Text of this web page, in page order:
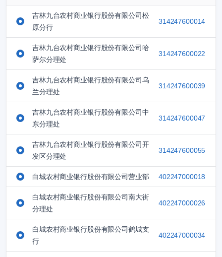
吉林九台农村商业银行股份有限公司松
原分行
314247600014
吉林九台农村商业银行股份有限公司哈
萨尔分理处
314247600022
吉林九台农村商业银行股份有限公司乌
兰分理处
314247600039
吉林九台农村商业银行股份有限公司中
东分理处
314247600047
吉林九台农村商业银行股份有限公司开
发区分理处
314247600055
白城农村商业银行股份有限公司营业部 402247000018
白城农村商业银行股份有限公司南大街
分理处
402247000026
白城农村商业银行股份有限公司鹤城支
行
402247000034